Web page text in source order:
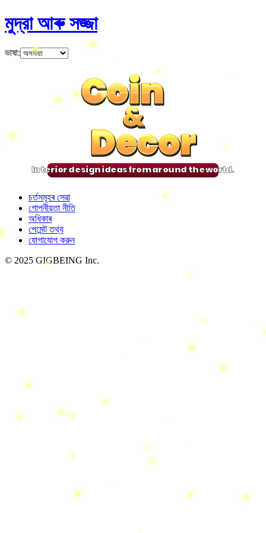
মুদ্রা আৰু সজ্জা
ভাষা:
Coin
&
Decor
Coin
&
Decor
Coin
&
Decor
Coin
&
Decor
Interior design ideas from around the world.
চৰ্তসমূহৰ সেৱা
গোপনীয়তা নীতি
অধিকাৰ
পেমেন্ট তথ্য
যোগাযোগ করুন
© 2025 GIGBEING Inc.